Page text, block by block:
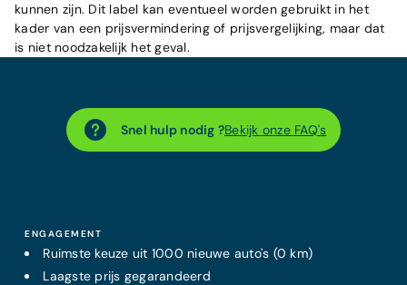
kunnen zijn. Dit label kan eventueel worden gebruikt in het
kader van een prijsvermindering of prijsvergelijking, maar dat
is niet noodzakelijk het geval.
Snel hulp nodig ?Bekijk onze FAQ's
ENGAGEMENT
Ruimste keuze uit 1000 nieuwe auto's (0 km)
Laagste prijs gegarandeerd